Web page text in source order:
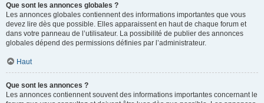
Que sont les annonces globales ?
Les annonces globales contiennent des informations importantes que vous
devez lire dès que possible. Elles apparaissent en haut de chaque forum et
dans votre panneau de l’utilisateur. La possibilité de publier des annonces
globales dépend des permissions définies par l’administrateur.
Haut
Que sont les annonces ?
Les annonces contiennent souvent des informations importantes concernant le